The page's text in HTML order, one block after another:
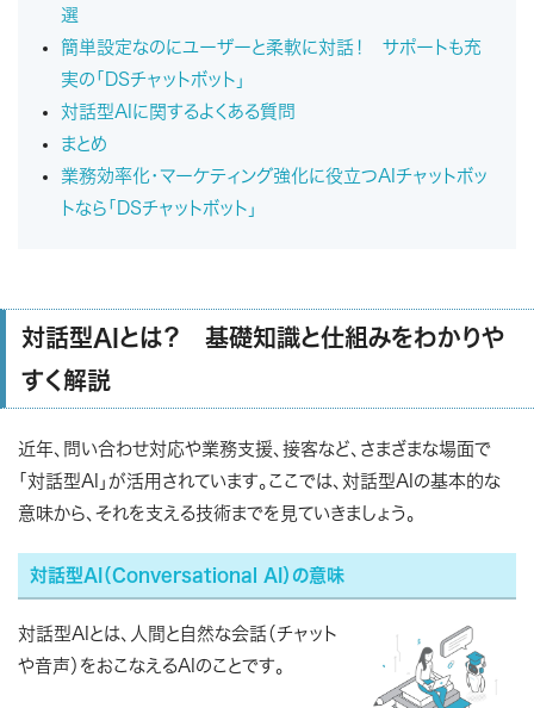
選
簡単設定なのにユーザーと柔軟に対話！ サポートも充
実の「DSチャットボット」
対話型AIに関するよくある質問
まとめ
業務効率化・マーケティング強化に役立つAIチャットボッ
トなら「DSチャットボット」
対話型AIとは？ 基礎知識と仕組みをわかりや
すく解説
近年、問い合わせ対応や業務支援、接客など、さまざまな場面で
「対話型AI」が活用されています。ここでは、対話型AIの基本的な
意味から、それを支える技術までを見ていきましょう。
対話型AI（Conversational AI）の意味
対話型AIとは、人間と自然な会話（チャット
や音声）をおこなえるAIのことです。